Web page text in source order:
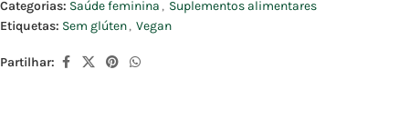
Categorias: Saúde feminina , Suplementos alimentares
Etiquetas: Sem glúten, Vegan
Partilhar: